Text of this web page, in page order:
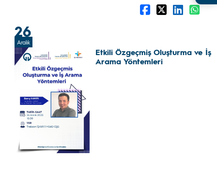
26
Aralık
Etkili Özgeçmiş Oluşturma ve İş
Arama Yöntemleri